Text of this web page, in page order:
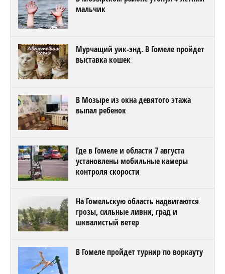
мальчик
Мурчащий уик-энд. В Гомеле пройдет
выставка кошек
В Мозыре из окна девятого этажа
выпал ребенок
Где в Гомеле и области 7 августа
установлены мобильные камеры
контроля скорости
На Гомельскую область надвигаются
грозы, сильные ливни, град и
шквалистый ветер
В Гомеле пройдет турнир по воркауту